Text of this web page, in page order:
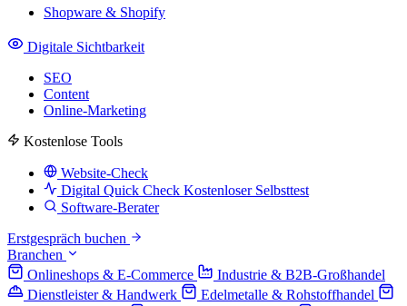
Shopware & Shopify
Digitale Sichtbarkeit
SEO
Content
Online-Marketing
Kostenlose Tools
Website-Check
Digital Quick Check Kostenloser Selbsttest
Software-Berater
Erstgespräch buchen
Branchen
Onlineshops & E-Commerce
Industrie & B2B-Großhandel
Dienstleister & Handwerk
Edelmetalle & Rohstoffhandel